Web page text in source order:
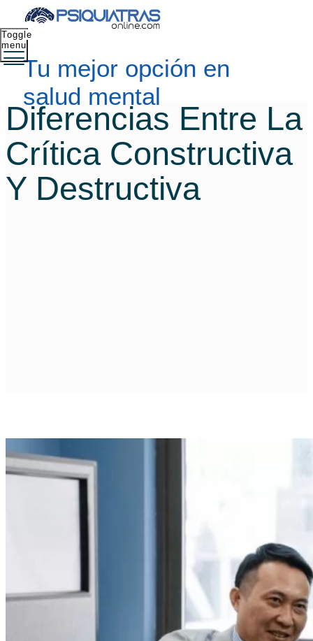
Tu mejor opción en
salud mental
Toggle
menu
Diferencias Entre La
Crítica Constructiva
Y Destructiva